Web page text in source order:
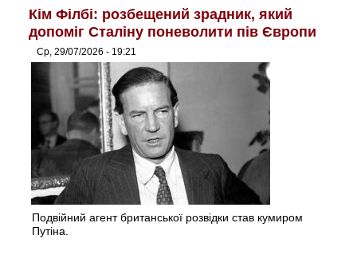
Кім Філбі: розбещений зрадник, який
допоміг Сталіну поневолити пів Європи
Ср, 29/07/2026 - 19:21
Подвійний агент британської розвідки став кумиром
Путіна.